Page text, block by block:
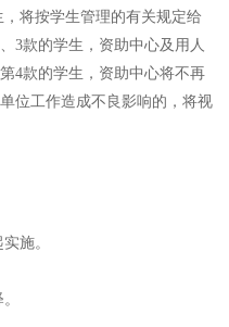
将按学生管理的有关规定给
3款的学生，资助中心及用人
4款的学生，资助中心将不再
位工作造成不良影响的，将视
施。